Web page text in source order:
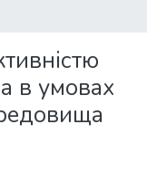
в умовах